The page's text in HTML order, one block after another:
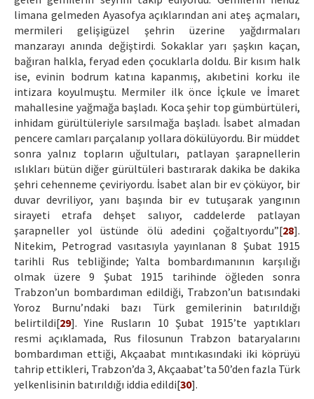
limana gelmeden Ayasofya açıklarından ani ateş açmaları,
mermileri gelişigüzel şehrin üzerine yağdırmaları
manzarayı anında değiştirdi. Sokaklar yarı şaşkın kaçan,
bağıran halkla, feryad eden çocuklarla doldu. Bir kısım halk
ise, evinin bodrum katına kapanmış, akıbetini korku ile
intizara koyulmuştu. Mermiler ilk önce İçkule ve İmaret
mahallesine yağmağa başladı. Koca şehir top gümbürtüleri,
inhidam gürültüleriyle sarsılmağa başladı. İsabet almadan
pencere camları parçalanıp yollara dökülüyordu. Bir müddet
sonra yalnız topların uğultuları, patlayan şarapnellerin
ıslıkları bütün diğer gürültüleri bastırarak dakika be dakika
şehri cehenneme çeviriyordu. İsabet alan bir ev çöküyor, bir
duvar devriliyor, yanı başında bir ev tutuşarak yangının
sirayeti etrafa dehşet salıyor, caddelerde patlayan
şarapneller yol üstünde ölü adedini çoğaltıyordu”[28].
Nitekim, Petrograd vasıtasıyla yayınlanan 8 Şubat 1915
tarihli Rus tebliğinde; Yalta bombardımanının karşılığı
olmak üzere 9 Şubat 1915 tarihinde öğleden sonra
Trabzon’un bombardıman edildiği, Trabzon’un batısındaki
Yoroz Burnu’ndaki bazı Türk gemilerinin batırıldığı
belirtildi[29]. Yine Rusların 10 Şubat 1915’te yaptıkları
resmi açıklamada, Rus filosunun Trabzon bataryalarını
bombardıman ettiği, Akçaabat mıntıkasındaki iki köprüyü
tahrip ettikleri, Trabzon’da 3, Akçaabat’ta 50’den fazla Türk
yelkenlisinin batırıldığı iddia edildi[30].